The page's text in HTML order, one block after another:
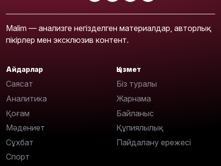
Malim — анализге негізделген материалдар, авторлық
пікірлер мен эксклюзив контент.
Айдарлар
Саясат
Аналитика
Қоғам
Мәдениет
Сұхбат
Спорт
Қызмет
Біз туралы
Жарнама
Байланыс
Құпиялылық
Пайдалану ережесі